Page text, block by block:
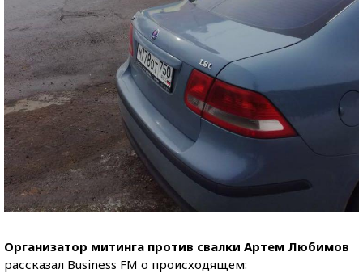
Организатор митинга против свалки Артем Любимов
рассказал Business FM о происходящем: